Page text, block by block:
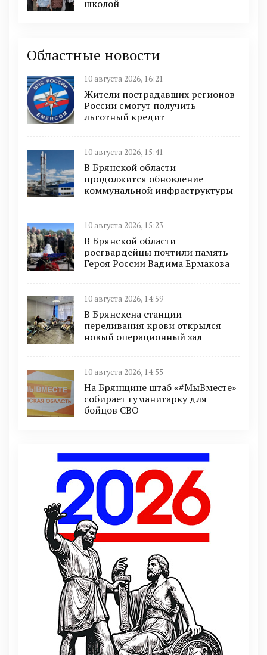
школой
Областные новости
10 августа 2026, 16:21
Жители пострадавших регионов
России смогут получить
льготный кредит
10 августа 2026, 15:41
В Брянской области
продолжится обновление
коммунальной инфраструктуры
10 августа 2026, 15:23
В Брянской области
росгвардейцы почтили память
Героя России Вадима Ермакова
10 августа 2026, 14:59
В Брянскена станции
переливания крови открылся
новый операционный зал
10 августа 2026, 14:55
На Брянщине штаб «#МыВместе»
собирает гуманитарку для
бойцов СВО